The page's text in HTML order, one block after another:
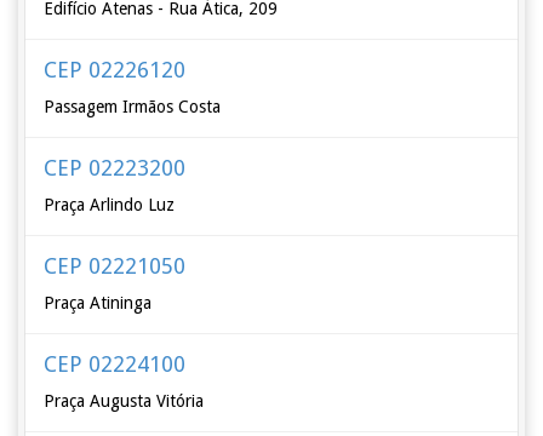
Edifício Atenas - Rua Ática, 209
CEP 02226120
Passagem Irmãos Costa
CEP 02223200
Praça Arlindo Luz
CEP 02221050
Praça Atininga
CEP 02224100
Praça Augusta Vitória